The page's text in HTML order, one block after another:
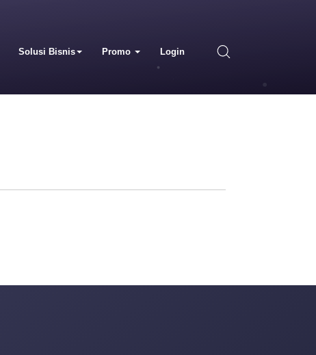
Solusi Bisnis Promo Login